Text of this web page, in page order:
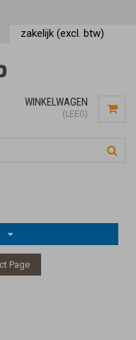
zakelijk (excl. btw)
WINKELWAGEN
(LEEG)
Page